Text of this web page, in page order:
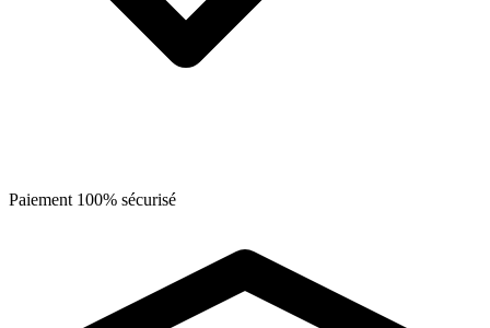
Paiement 100% sécurisé